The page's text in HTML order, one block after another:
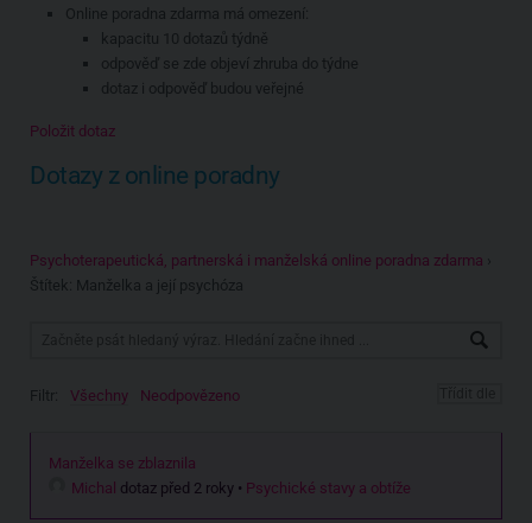
Online poradna zdarma má omezení:
kapacitu 10 dotazů týdně
odpověď se zde objeví zhruba do týdne
dotaz i odpověď budou veřejné
Položit dotaz
Dotazy z online poradny
Psychoterapeutická, partnerská i manželská online poradna zdarma ›
Štítek: Manželka a její psychóza
Filtr: Všechny Neodpovězeno
Manželka se zblaznila
Michal dotaz před 2 roky • Psychické stavy a obtíže